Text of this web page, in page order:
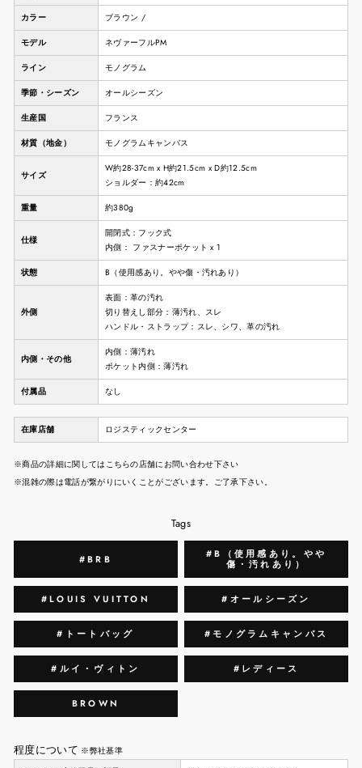
カラー ブラウン /
モデル ネヴァーフルPM
ライン モノグラム
季節・シーズン オールシーズン
生産国 フランス
材質（地金） モノグラムキャンバス
サイズ
W約28-37cm x H約21.5cm x D約12.5cm
ショルダー：約42cm
重量 約380g
仕様
開閉式：フック式
内側： ファスナーポケット x 1
状態 B（使用感あり。やや傷・汚れあり）
外側
表面：革の汚れ
切り替えし部分：薄汚れ、スレ
ハンドル・ストラップ：スレ、シワ、革の汚れ
内側・その他
内側：薄汚れ
ポケット内側：薄汚れ
付属品 なし
在庫店舗 ロジスティックセンター
※商品の詳細に関してはこちらの店舗にお問い合わせ下さい
※混雑の際は電話が繋がりにいくことがございます。ご了承下さい。
Tags
#BRB
#B（使用感あり。やや
傷・汚れあり）
#LOUIS VUITTON #オールシーズン
#トートバッグ #モノグラムキャンバス
#ルイ・ヴィトン #レディース
BROWN
程度について ※弊社基準